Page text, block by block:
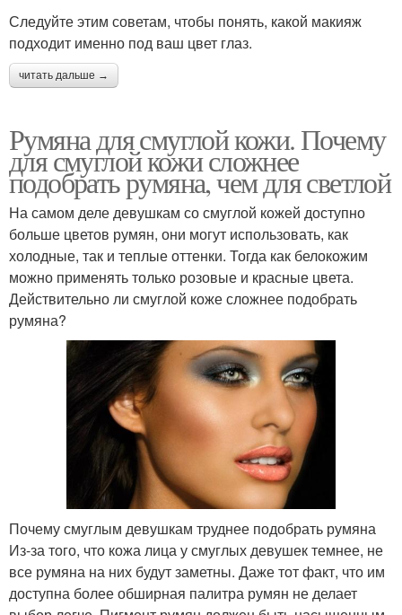
Следуйте этим советам, чтобы понять, какой макияж
подходит именно под ваш цвет глаз.
читать дальше →
Румяна для смуглой кожи. Почему
для смуглой кожи сложнее
подобрать румяна, чем для светлой
На самом деле девушкам со смуглой кожей доступно
больше цветов румян, они могут использовать, как
холодные, так и теплые оттенки. Тогда как белокожим
можно применять только розовые и красные цвета.
Действительно ли смуглой коже сложнее подобрать
румяна?
Почему смуглым девушкам труднее подобрать румяна
Из-за того, что кожа лица у смуглых девушек темнее, не
все румяна на них будут заметны. Даже тот факт, что им
доступна более обширная палитра румян не делает